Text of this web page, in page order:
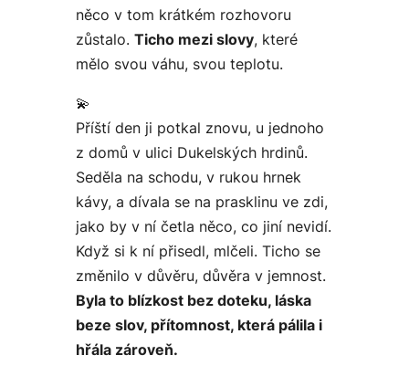
něco v tom krátkém rozhovoru
zůstalo. Ticho mezi slovy, které
mělo svou váhu, svou teplotu.
💫
Příští den ji potkal znovu, u jednoho
z domů v ulici Dukelských hrdinů.
Seděla na schodu, v rukou hrnek
kávy, a dívala se na prasklinu ve zdi,
jako by v ní četla něco, co jiní nevidí.
Když si k ní přisedl, mlčeli. Ticho se
změnilo v důvěru, důvěra v jemnost.
Byla to blízkost bez doteku, láska
beze slov, přítomnost, která pálila i
hřála zároveň.